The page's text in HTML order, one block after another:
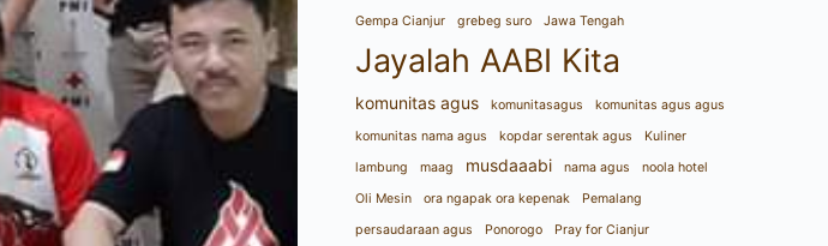
Gempa Cianjur
grebeg suro Jawa Tengah
Jayalah AABI Kita
komunitas agus komunitasagus
komunitas agus agus
komunitas nama agus
kopdar serentak agus
Kuliner
lambung
maag musdaaabi nama agus
noola hotel
Oli Mesin
ora ngapak ora kepenak
Pemalang
persaudaraan agus
Ponorogo Pray for Cianjur